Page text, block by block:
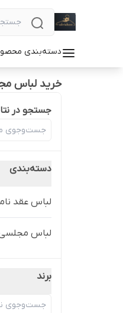
دسته‌بندی
خرید لباس
جستجو در
دسته‌بندی
لباس عقد
لباس
برند